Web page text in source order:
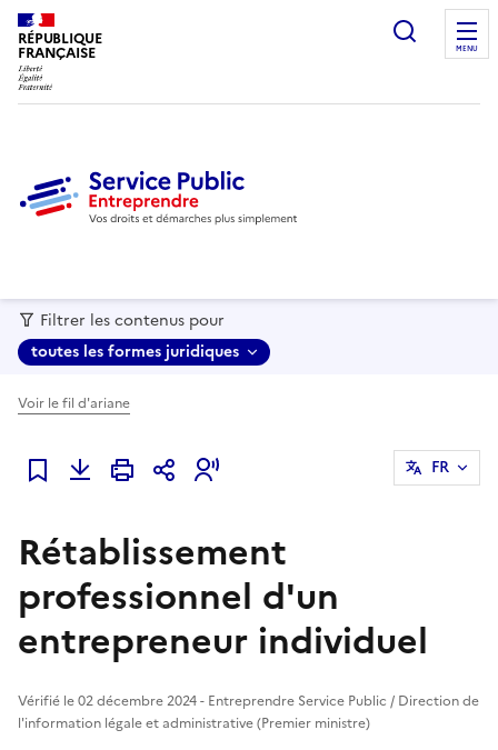
RÉPUBLIQUE
FRANÇAISE MENU
Filtrer les contenus pour
toutes les formes juridiques
Voir le fil d'ariane
Ajouter à mes favoris
FR
Rétablissement
professionnel d'un
entrepreneur individuel
Vérifié le 02 décembre 2024 - Entreprendre Service Public / Direction de
l'information légale et administrative (Premier ministre)